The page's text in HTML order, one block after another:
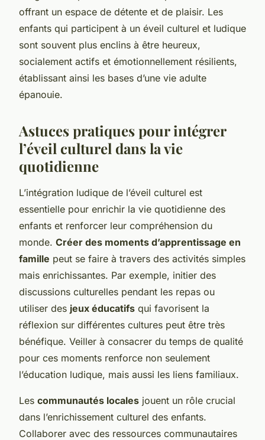
offrant un espace de détente et de plaisir. Les
enfants qui participent à un éveil culturel et ludique
sont souvent plus enclins à être heureux,
socialement actifs et émotionnellement résilients,
établissant ainsi les bases d’une vie adulte
épanouie.
Astuces pratiques pour intégrer
l’éveil culturel dans la vie
quotidienne
L’intégration ludique de l’éveil culturel est
essentielle pour enrichir la vie quotidienne des
enfants et renforcer leur compréhension du
monde. Créer des moments d’apprentissage en
famille peut se faire à travers des activités simples
mais enrichissantes. Par exemple, initier des
discussions culturelles pendant les repas ou
utiliser des jeux éducatifs qui favorisent la
réflexion sur différentes cultures peut être très
bénéfique. Veiller à consacrer du temps de qualité
pour ces moments renforce non seulement
l’éducation ludique, mais aussi les liens familiaux.
Les communautés locales jouent un rôle crucial
dans l’enrichissement culturel des enfants.
Collaborer avec des ressources communautaires